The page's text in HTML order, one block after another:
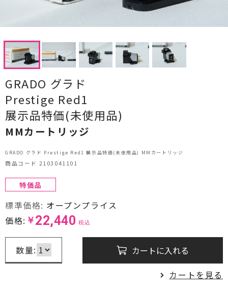
レコードプレーヤー
フォノイコライザー・MCトランス
スピーカー
オーディオアクセサリー
ヘッドフォン・イヤホン
オーディオその他
AVアンプ
ＴＶ・レコーダー・プレーヤー
プロジェクター・スクリーン
サウンドバー・アンプ内蔵型スピーカー
GRADO グラド
Prestige Red1
展示品特価(未使用品)
MMカートリッジ
GRADO グラド Prestige Red1 展示品特価(未使用品) MMカートリッジ
商品コード 2103041101
特価品
標準価格: オープンプライス
価格: ￥ 22,440 税込
数量: カートに入れる
カートを見る